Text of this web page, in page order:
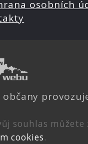
osobních
občany
souhlas
cookies.